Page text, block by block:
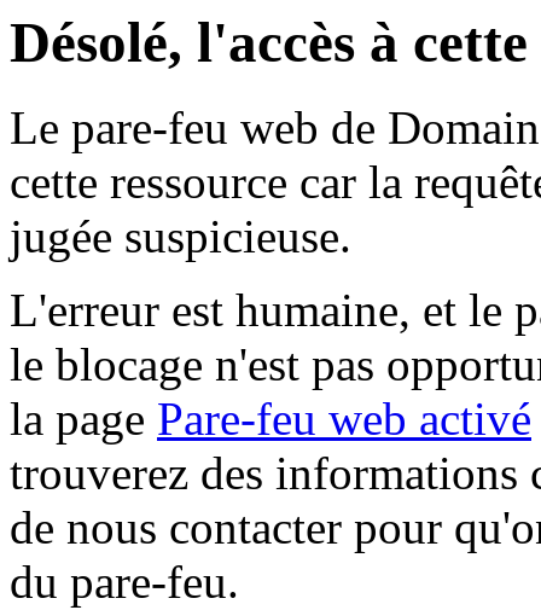
Désolé, l'accès à
Le pare-feu web de
cette ressource car la
jugée suspicieuse.
L'erreur est humaine, et le
le blocage n'est pas
la page Pare-feu web activé
trouverez des informations
de nous contacter pour
du pare-feu.